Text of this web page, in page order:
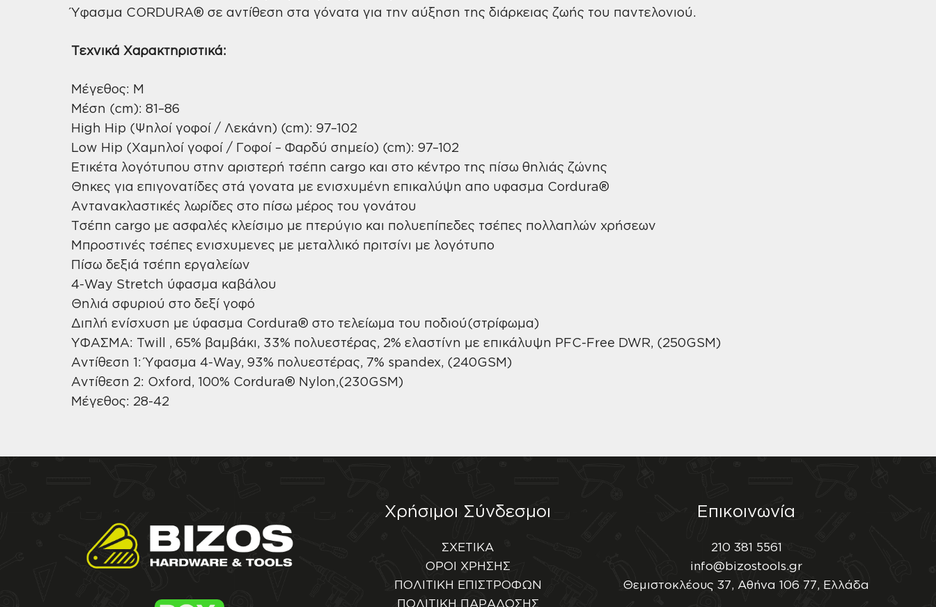
Ύφασμα CORDURA® σε αντίθεση στα γόνατα για την αύξηση της διάρκειας ζωής του παντελονιού.
Τεχνικά Χαρακτηριστικά:
Μέγεθος: M
Μέση (cm): 81–86
High Hip (Ψηλοί γοφοί / Λεκάνη) (cm): 97–102
Low Hip (Χαμηλοί γοφοί / Γοφοί – Φαρδύ σημείο) (cm): 97–102
Ετικέτα λογότυπου στην αριστερή τσέπη cargo και στο κέντρο της πίσω θηλιάς ζώνης
Θηκες για επιγονατίδες στά γονατα με ενισχυμένη επικαλύψη απο υφασμα Cordura®
Αντανακλαστικές λωρίδες στο πίσω μέρος του γονάτου
Τσέπη cargo με ασφαλές κλείσιμο με πτερύγιο και πολυεπίπεδες τσέπες πολλαπλών χρήσεων
Μπροστινές τσέπες ενισχυμενες με μεταλλικό πριτσίνι με λογότυπο
Πίσω δεξιά τσέπη εργαλείων
4-Way Stretch ύφασμα καβάλου
Θηλιά σφυριού στο δεξί γοφό
Διπλή ενίσχυση με ύφασμα Cordura® στο τελείωμα του ποδιού(στρίφωμα)
ΥΦΑΣΜΑ: Twill , 65% βαμβάκι, 33% πολυεστέρας, 2% ελαστίνη με επικάλυψη PFC-Free DWR, (250GSM)
Αντίθεση 1: Ύφασμα 4-Way, 93% πολυεστέρας, 7% spandex, (240GSM)
Αντίθεση 2: Oxford, 100% Cordura® Nylon,(230GSM)
Μέγεθος: 28-42
Χρήσιμοι Σύνδεσμοι
ΣΧΕΤΙΚΑ
ΟΡΟΙ ΧΡΗΣΗΣ
ΠΟΛΙΤΙΚΗ ΕΠΙΣΤΡΟΦΩΝ
ΠΟΛΙΤΙΚΗ ΠΑΡΑΔΟΣΗΣ
Επικοινωνία
210 381 5561
info@bizostools.gr
Θεμιστοκλέους 37, Αθήνα 106 77, Ελλάδα